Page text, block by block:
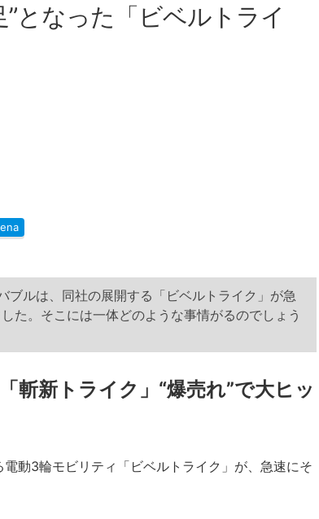
となった「ビベルトライ
ルは、同社の展開する「ビベルトライク」が急
た。そこには一体どのような事情がるのでしょう
斬新トライク」“爆売れ”で大ヒッ
動3輪モビリティ「ビベルトライク」が、急速にそ